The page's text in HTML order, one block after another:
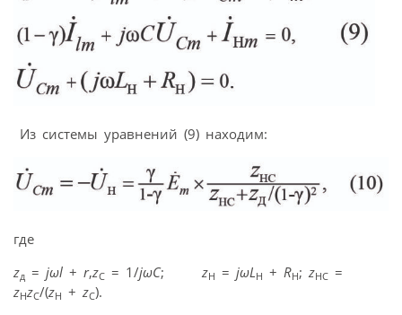
Из системы уравнений (9) находим:
где
zд = jωl + r,zC = 1/jωC; zH = jωLH + RH; zHC =
zHzC/(zH + zC).